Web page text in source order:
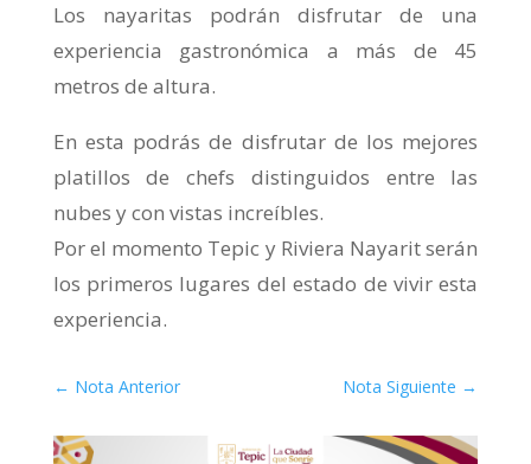
Los nayaritas podrán disfrutar de una
experiencia gastronómica a más de 45
metros de altura.
En esta podrás de disfrutar de los mejores
platillos de chefs distinguidos entre las
nubes y con vistas increíbles.
Por el momento Tepic y Riviera Nayarit serán
los primeros lugares del estado de vivir esta
experiencia.
← Nota Anterior Nota Siguiente →